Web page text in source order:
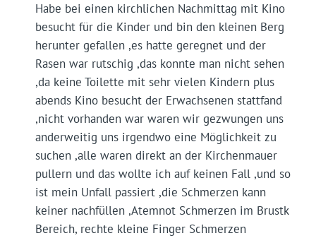
Habe bei einen kirchlichen Nachmittag mit Kino
besucht für die Kinder und bin den kleinen Berg
herunter gefallen ,es hatte geregnet und der
Rasen war rutschig ,das konnte man nicht sehen
,da keine Toilette mit sehr vielen Kindern plus
abends Kino besucht der Erwachsenen stattfand
,nicht vorhanden war waren wir gezwungen uns
anderweitig uns irgendwo eine Möglichkeit zu
suchen ,alle waren direkt an der Kirchenmauer
pullern und das wollte ich auf keinen Fall ,und so
ist mein Unfall passiert ,die Schmerzen kann
keiner nachfüllen ,Atemnot Schmerzen im Brustk
Bereich, rechte kleine Finger Schmerzen